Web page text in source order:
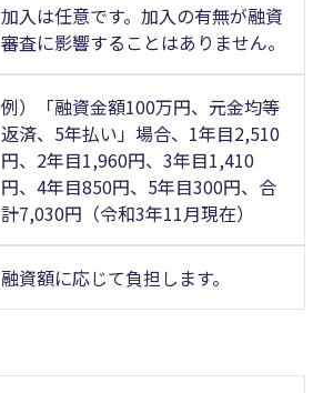
加入は任意です。加入の有無が融資
審査に影響することはありません。
例）「融資金額100万円、元金均等
返済、5年払い」場合、1年目2,510
円、2年目1,960円、3年目1,410
円、4年目850円、5年目300円、合
計7,030円（令和3年11月現在）
融資額に応じて負担します。